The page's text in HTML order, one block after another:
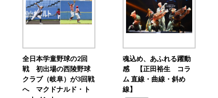
全日本学童野球の2回
戦 初出場の西陵野球
クラブ（岐阜）が3回戦
へ マクドナルド・ト
魂込め、あふれる躍動
感 【正田裕生 コラ
ム 直線・曲線・斜め
線】